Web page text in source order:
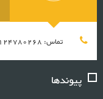
تماس: 09124780268 -02166129745
پیوندها